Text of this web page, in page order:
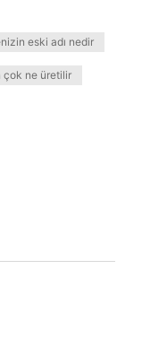
eski adı nedir
çok ne üretilir